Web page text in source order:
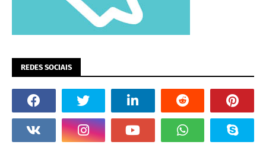
REDES SOCIAIS